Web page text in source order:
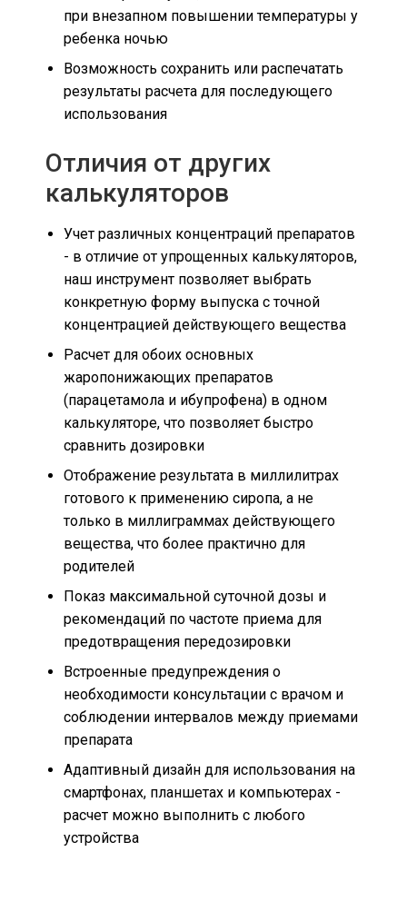
при внезапном повышении температуры у
ребенка ночью
Возможность сохранить или распечатать
результаты расчета для последующего
использования
Отличия от других
калькуляторов
Учет различных концентраций препаратов
- в отличие от упрощенных калькуляторов,
наш инструмент позволяет выбрать
конкретную форму выпуска с точной
концентрацией действующего вещества
Расчет для обоих основных
жаропонижающих препаратов
(парацетамола и ибупрофена) в одном
калькуляторе, что позволяет быстро
сравнить дозировки
Отображение результата в миллилитрах
готового к применению сиропа, а не
только в миллиграммах действующего
вещества, что более практично для
родителей
Показ максимальной суточной дозы и
рекомендаций по частоте приема для
предотвращения передозировки
Встроенные предупреждения о
необходимости консультации с врачом и
соблюдении интервалов между приемами
препарата
Адаптивный дизайн для использования на
смартфонах, планшетах и компьютерах -
расчет можно выполнить с любого
устройства